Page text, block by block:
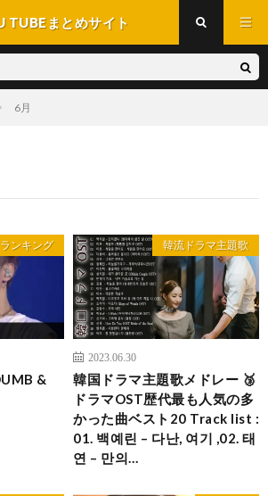
TUBEまとめサイト
6月
ンキング
&
韓流ドラマ主題歌
2023.06.30
韓国ドラマ主題歌メドレー ️🥉
ドラマOST歴代最も人気の多
かった曲ベスト20 Track list :
01. 백예린 – 다난, 여기 ,02. 태
연 – 만의…